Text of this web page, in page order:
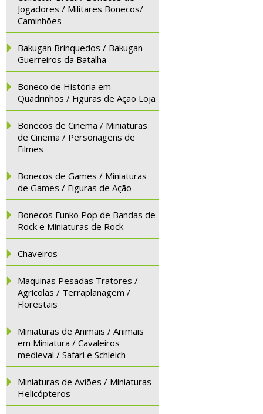
Jogadores / Militares Bonecos/
Caminhões
Bakugan Brinquedos / Bakugan
Guerreiros da Batalha
Boneco de História em
Quadrinhos / Figuras de Ação Loja
Bonecos de Cinema / Miniaturas
de Cinema / Personagens de
Filmes
Bonecos de Games / Miniaturas
de Games / Figuras de Ação
Bonecos Funko Pop de Bandas de
Rock e Miniaturas de Rock
Chaveiros
Maquinas Pesadas Tratores /
Agricolas / Terraplanagem /
Florestais
Miniaturas de Animais / Animais
em Miniatura / Cavaleiros
medieval / Safari e Schleich
Miniaturas de Aviões / Miniaturas
Helicópteros